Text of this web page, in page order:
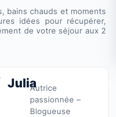
bains chauds et moments
idées pour récupérer,
de votre séjour aux 2
JuliaAutrice
passionnée –
Blogueuse